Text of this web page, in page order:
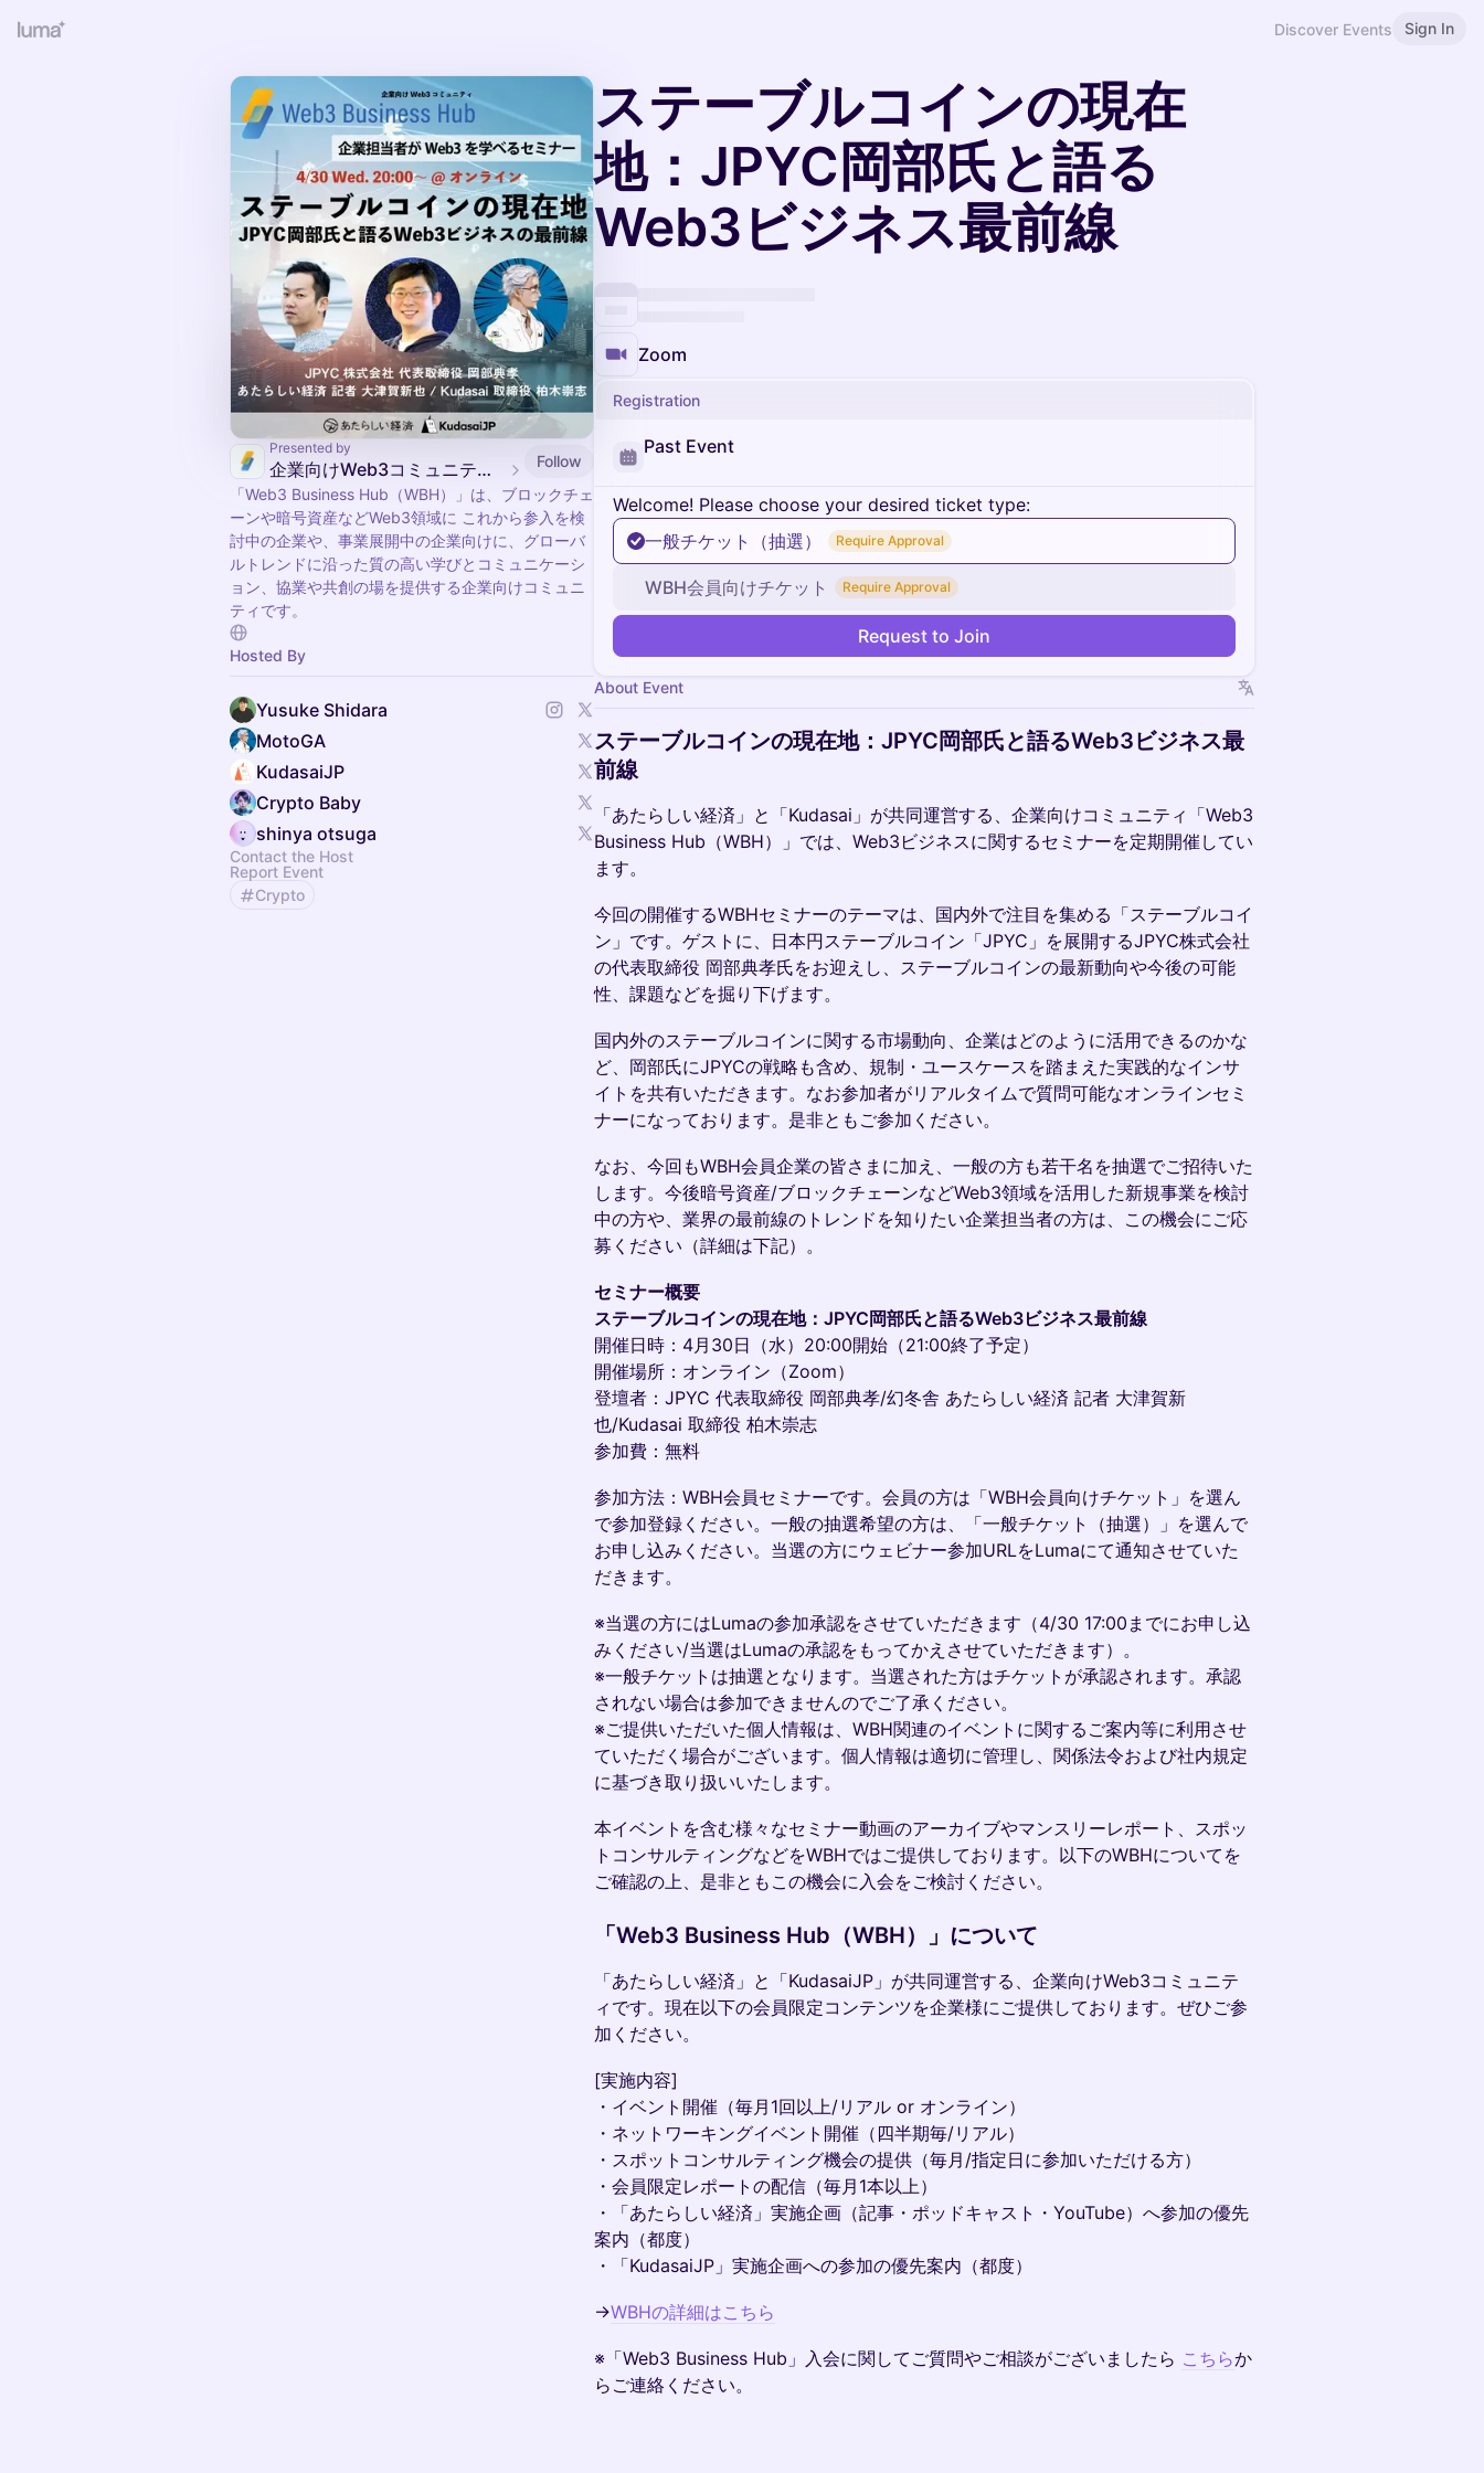
Discover Events Sign In
Presented by
企業向けWeb3コミュニティ「Web3 Business Hub（WBH）」
Follow
「Web3 Business Hub（WBH）」は、ブロックチェ
ーンや暗号資産などWeb3領域に これから参入を検
討中の企業や、事業展開中の企業向けに、グローバ
ルトレンドに沿った質の高い学びとコミュニケーシ
ョン、協業や共創の場を提供する企業向けコミュニ
ティです。
Hosted By
Yusuke Shidara
MotoGA
KudasaiJP
Crypto Baby
shinya otsuga
Contact the Host
Report Event
Crypto
ステーブルコインの現在
地：JPYC岡部氏と語る
Web3ビジネス最前線
Zoom
Registration
Past Event
Welcome! Please choose your desired ticket type:
一般チケット（抽選）
Require Approval
WBH会員向けチケット Require Approval
Request to Join
About Event
ステーブルコインの現在地： JPYC岡部氏と語るWeb3ビジネス最
前線
「あたらしい経済」と「Kudasai」が共同運営する、企業向けコミュニティ「Web3
Business Hub（WBH）」では、Web3ビジネスに関するセミナーを定期開催してい
ます。
今回の開催するWBHセミナーのテーマは、国内外で注目を集める「ステーブルコイ
ン」です。ゲストに、日本円ステーブルコイン「JPYC」を展開するJPYC株式会社
の代表取締役 岡部典孝氏をお迎えし、ステーブルコインの最新動向や今後の可能
性、課題などを掘り下げます。
国内外のステーブルコインに関する市場動向、企業はどのように活用できるのかな
ど、岡部氏にJPYCの戦略も含め、規制・ユースケースを踏まえた実践的なインサ
イトを共有いただきます。なお参加者がリアルタイムで質問可能なオンラインセミ
ナーになっております。是非ともご参加ください。
なお、今回もWBH会員企業の皆さまに加え、一般の方も若干名を抽選でご招待いた
します。今後暗号資産/ブロックチェーンなどWeb3領域を活用した新規事業を検討
中の方や、業界の最前線のトレンドを知りたい企業担当者の方は、この機会にご応
募ください（詳細は下記）。
セミナー概要
ステーブルコインの現在地：JPYC岡部氏と語るWeb3ビジネス最前線
開催日時：4月30日（水）20:00開始（21:00終了予定）
開催場所：オンライン（Zoom）
登壇者：JPYC 代表取締役 岡部典孝/幻冬舎 あたらしい経済 記者 大津賀新
也/Kudasai 取締役 柏木崇志
参加費：無料
​参加方法：WBH会員セミナーです。会員の方は「WBH会員向けチケット」を選ん
で参加登録ください。一般の抽選希望の方は、「一般チケット（抽選）」を選んで
お申し込みください。当選の方にウェビナー参加URLをLumaにて通知させていた
だきます。
​※当選の方にはLumaの参加承認をさせていただきます（4/30 17:00までにお申し込
みください/当選はLumaの承認をもってかえさせていただきます）。
​​​※一般チケットは抽選となります。当選された方はチケットが承認されます。承認
されない場合は参加できませんのでご了承ください。
※ご提供いただいた個人情報は、WBH関連のイベントに関するご案内等に利用させ
ていただく場合がございます。個人情報は適切に管理し、関係法令および社内規定
に基づき取り扱いいたします。
本イベントを含む様々なセミナー動画のアーカイブやマンスリーレポート、スポッ
トコンサルティングなどをWBHではご提供しております。以下のWBHについてを
ご確認の上、是非ともこの機会に入会をご検討ください。
「Web3 Business Hub（WBH）」について
「あたらしい経済」と「KudasaiJP」が共同運営する、企業向けWeb3コミュニテ
ィです。現在以下の会員限定コンテンツを企業様にご提供しております。ぜひご参
加ください。
[実施内容]
・イベント開催（毎月1回以上/リアル or オンライン）
・ネットワーキングイベント開催（四半期毎/リアル）
・スポットコンサルティング機会の提供（毎月/指定日に参加いただける方）
・会員限定レポートの配信（毎月1本以上）
・「あたらしい経済」実施企画（記事・ポッドキャスト・YouTube）へ参加の優先
案内（都度）
・「KudasaiJP」実施企画への参加の優先案内（都度）
→WBHの詳細はこちら
※「Web3 Business Hub」入会に関してご質問やご相談がございましたら こちらか
らご連絡ください。